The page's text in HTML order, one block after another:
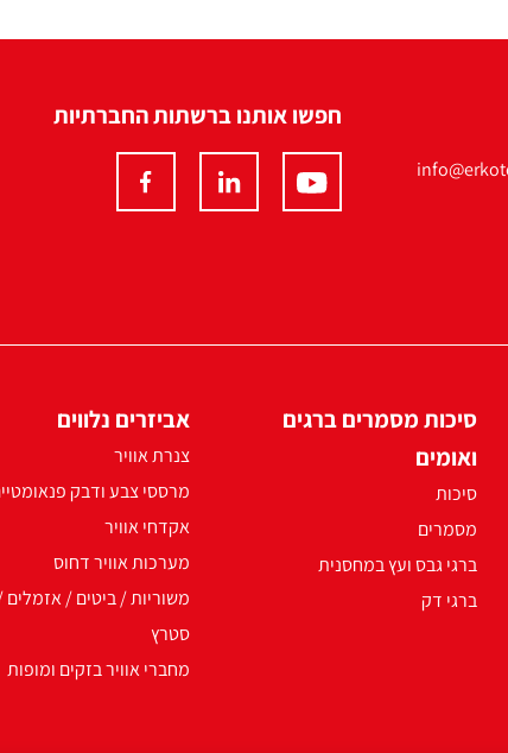
חפשו אותנו ברשתות החברתיות
סיכות מסמרים ברגים
ואומים
סיכות
מסמרים
ברגי גבס ועץ במחסנית
ברגי דק
אביזרים נלווים
צנרת אוויר
מרססי צבע ודבק
אקדחי אוויר
מערכות אוויר דחוס
משוריות / ביטים /
סטרץ
מחברי אוויר בזקים ומופות